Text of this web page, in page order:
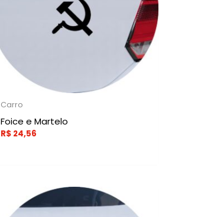
Carro
Foice e Martelo
R$ 24,56